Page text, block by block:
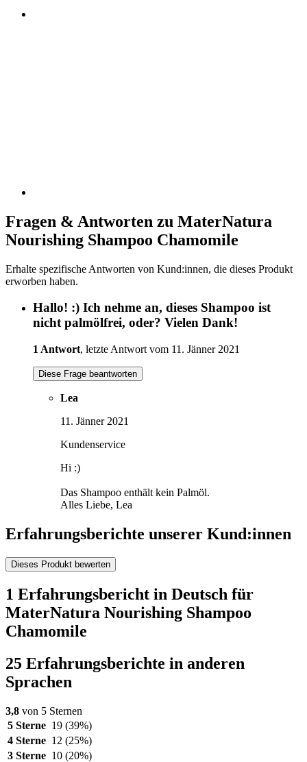
Fragen & Antworten zu MaterNatura
Nourishing Shampoo Chamomile
Erhalte spezifische Antworten von Kund:innen, die dieses Produkt
erworben haben.
Hallo! :) Ich nehme an, dieses Shampoo ist
nicht palmölfrei, oder? Vielen Dank!
1 Antwort, letzte Antwort vom 11. Jänner 2021
Diese Frage beantworten
Lea
11. Jänner 2021
Kundenservice
Hi :)
Das Shampoo enthält kein Palmöl.
Alles Liebe, Lea
Erfahrungsberichte unserer Kund:innen
Dieses Produkt bewerten
1 Erfahrungsbericht in Deutsch für
MaterNatura Nourishing Shampoo
Chamomile
25 Erfahrungsberichte in anderen
Sprachen
3,8 von 5 Sternen
5 Sterne 19 (39%)
4 Sterne 12 (25%)
3 Sterne 10 (20%)